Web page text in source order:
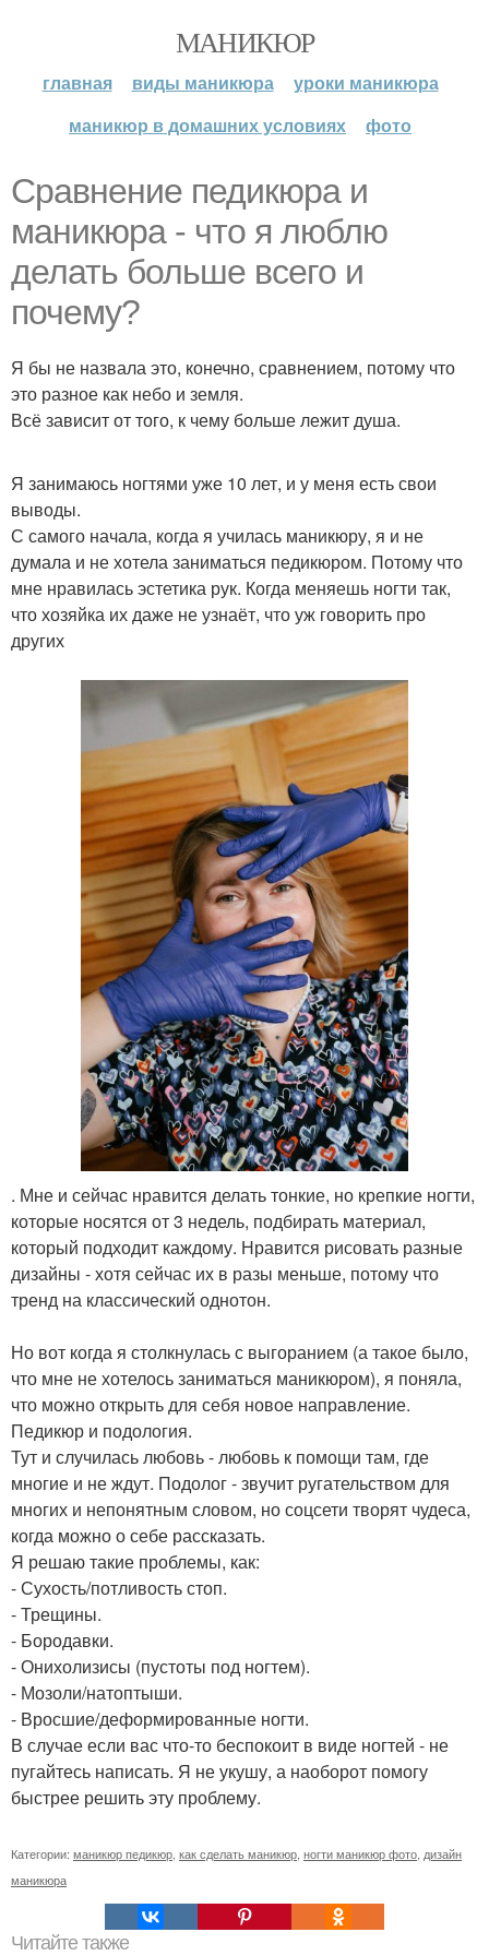
МАНИКЮР
главная виды маникюра
уроки маникюра
маникюр в домашних условиях
фото
Сравнение педикюра и
маникюра - что я люблю
делать больше всего и
почему?
Я бы не назвала это, конечно, сравнением, потому что
это разное как небо и земля.
Всё зависит от того, к чему больше лежит душа.
Я занимаюсь ногтями уже 10 лет, и у меня есть свои
выводы.
С самого начала, когда я училась маникюру, я и не
думала и не хотела заниматься педикюром. Потому что
мне нравилась эстетика рук. Когда меняешь ногти так,
что хозяйка их даже не узнаёт, что уж говорить про
других
. Мне и сейчас нравится делать тонкие, но крепкие ногти,
которые носятся от 3 недель, подбирать материал,
который подходит каждому. Нравится рисовать разные
дизайны - хотя сейчас их в разы меньше, потому что
тренд на классический однотон.
Но вот когда я столкнулась с выгоранием (а такое было,
что мне не хотелось заниматься маникюром), я поняла,
что можно открыть для себя новое направление.
Педикюр и подология.
Тут и случилась любовь - любовь к помощи там, где
многие и не ждут. Подолог - звучит ругательством для
многих и непонятным словом, но соцсети творят чудеса,
когда можно о себе рассказать.
Я решаю такие проблемы, как:
- Сухость/потливость стоп.
- Трещины.
- Бородавки.
- Онихолизисы (пустоты под ногтем).
- Мозоли/натоптыши.
- Вросшие/деформированные ногти.
В случае если вас что-то беспокоит в виде ногтей - не
пугайтесь написать. Я не укушу, а наоборот помогу
быстрее решить эту проблему.
Категории: маникюр педикюр как сделать маникюр ногти маникюр фото дизайн
маникюра
Читайте также